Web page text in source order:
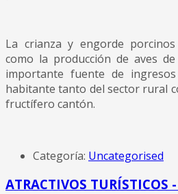
La crianza y engorde
como la producción de aves
importante fuente de
habitante tanto del sector rural
fructífero cantón.
Categoría: Uncategorised
ATRACTIVOS TURÍSTICOS